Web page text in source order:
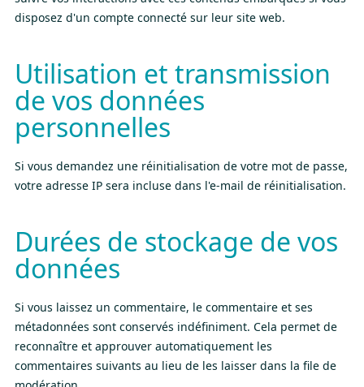
disposez d'un compte connecté sur leur site web.
Utilisation et transmission
de vos données
personnelles
Si vous demandez une réinitialisation de votre mot de passe,
votre adresse IP sera incluse dans l'e-mail de réinitialisation.
Durées de stockage de vos
données
Si vous laissez un commentaire, le commentaire et ses
métadonnées sont conservés indéfiniment. Cela permet de
reconnaître et approuver automatiquement les
commentaires suivants au lieu de les laisser dans la file de